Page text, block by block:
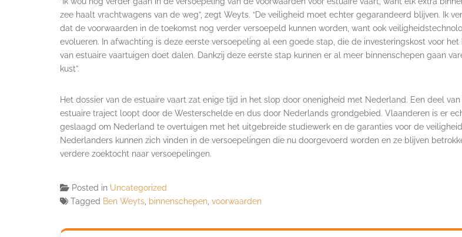
zee haalt vrachtwagens van de weg”, zegt Weyts. “De veiligheid moet echter gegarandeerd blijven. Ik
dat de voorwaarden in de toekomst nog verder versoepeld kunnen worden, want ook
evolueren. In afwachting is deze eerste versoepeling al een goede stap, die de investeringskost voor het
van estuaire vaartuigen doet dalen. Dankzij deze eerste stap kunnen er al meer binnenschepen gaan
kust”.
Het dossier van de estuaire vaart zat enige tijd in het slop door onenigheid met Nederland. Een deel van
estuaire traject loopt door de Westerschelde en dus door Nederlands grondgebied. Vlaanderen is er
geslaagd om Nederland te overtuigen met het uitgebreide studiewerk en de garanties voor de
Nederlanders kunnen zich vinden in de versoepelingen die nu doorgevoerd worden en ze blijven
verdere zoektocht naar versoepelingen.
Posted in Uncategorized
Tagged Ben Weyts binnenschepen voorwaarden